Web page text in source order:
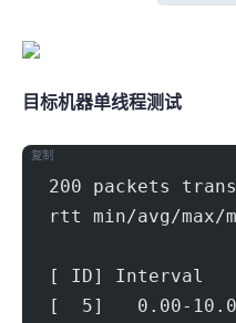
目标机器 IPERF3单线程测试
200 packets
rtt min/avg/max/
[ ID] Interval
[  5]   0.00-
复制